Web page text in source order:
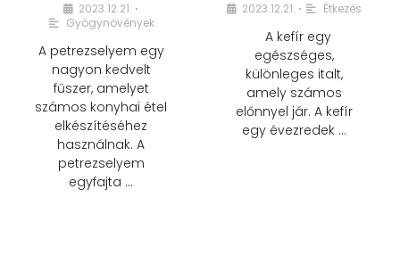
2023.12.21. •
Gyógynövények
A petrezselyem egy
nagyon kedvelt
fűszer, amelyet
számos konyhai étel
elkészítéséhez
használnak. A
petrezselyem
egyfajta …
2023.12.21. • Étkezés
A kefír egy
egészséges,
különleges italt,
amely számos
előnnyel jár. A kefír
egy évezredek …